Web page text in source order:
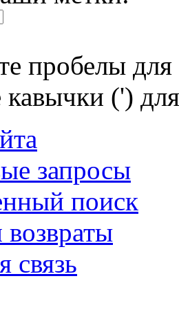
пробелы
(')
запросы
поиск
возвраты
связь